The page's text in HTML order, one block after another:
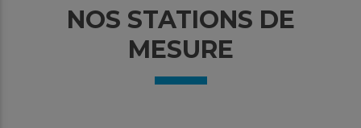
NOS STATIONS DE
MESURE